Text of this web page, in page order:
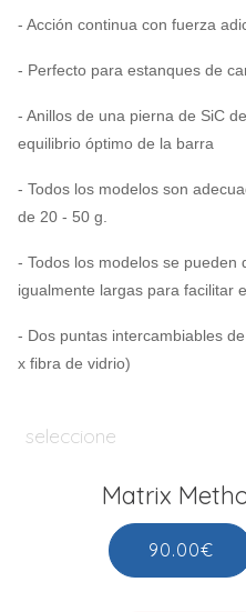
- Acción continua con fuerza
- Perfecto para estanques de
- Anillos de una pierna de SiC
equilibrio óptimo de la barra
- Todos los modelos son
de 20 - 50 g.
- Todos los modelos se pueden
igualmente largas para facilitar
- Dos puntas intercambiables
x fibra de vidrio)
seleccione
Matrix
90.00€